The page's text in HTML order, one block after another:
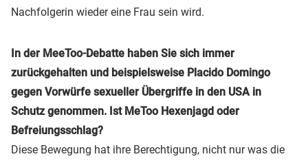
Nachfolgerin wieder eine Frau sein wird.
In der MeeToo-Debatte haben Sie sich immer
zurückgehalten und beispielsweise Placido Domingo
gegen Vorwürfe sexueller Übergriffe in den USA in
Schutz genommen. Ist MeToo Hexenjagd oder
Befreiungsschlag?
Diese Bewegung hat ihre Berechtigung, nicht nur was die